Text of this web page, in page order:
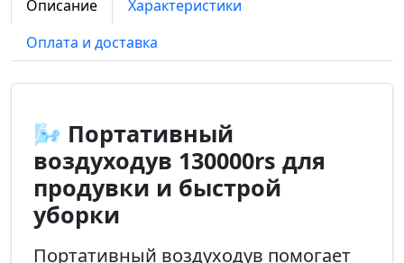
Описание
Характеристики
Оплата и доставка
🌬️ Портативный
воздуходув 130000rs для
продувки и быстрой
уборки
Портативный воздуходув помогает